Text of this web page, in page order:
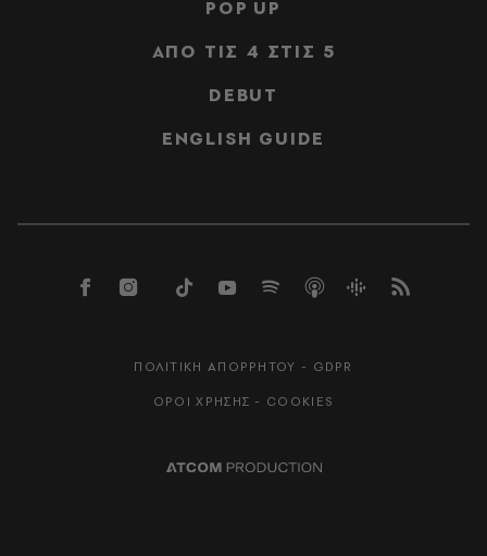
POP UP
ΑΠΟ ΤΙΣ 4 ΣΤΙΣ 5
DEBUT
ENGLISH GUIDE
ΠΟΛΙΤΙΚΗ ΑΠΟΡΡΗΤΟΥ - GDPR
ΟΡΟΙ ΧΡΗΣΗΣ - COOKIES